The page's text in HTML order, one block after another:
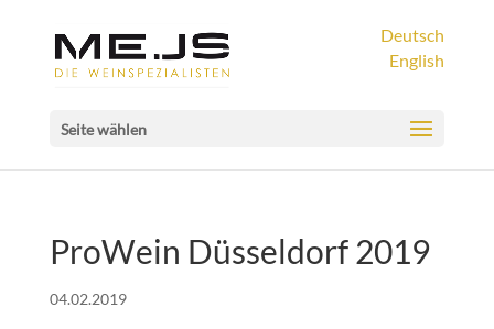
Deutsch
English
Seite wählen
ProWein Düsseldorf 2019
04.02.2019